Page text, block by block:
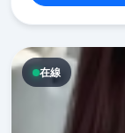
在線